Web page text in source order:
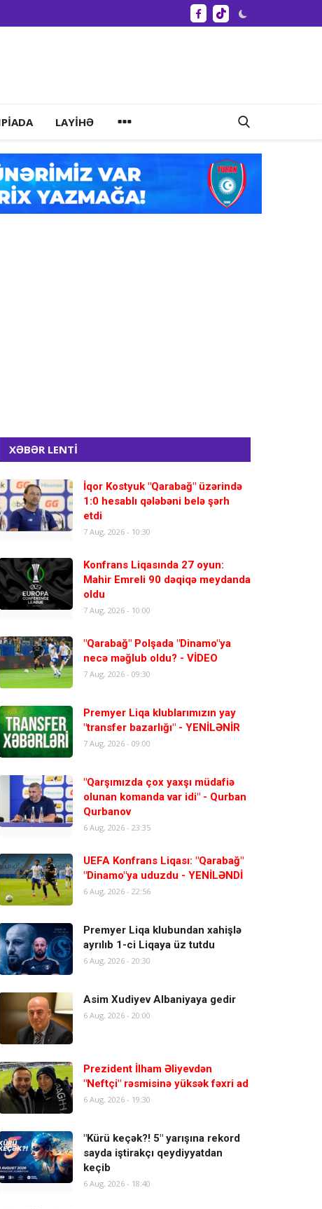
LAYIHƏ
XƏBƏR LENTİ
İqor Kostyuk "Qarabağ" üzərində
1:0 hesablı qələbəni belə şərh
etdi
7 Aug, 2026 - 10:30
Konfrans Liqasında 27 oyun:
Mahir Emreli 90 dəqiqə meydanda
oldu
7 Aug, 2026 - 10:00
"Qarabağ" Polşada "Dinamo"ya
necə məğlub oldu? - VİDEO
7 Aug, 2026 - 09:30
Premyer Liqa klublarımızın yay
"transfer bazarlığı" - YENİLƏNİR
7 Aug, 2026 - 09:00
"Qarşımızda çox yaxşı müdafiə
olunan komanda var idi" - Qurban
Qurbanov
6 Aug, 2026 - 23:35
UEFA Konfrans Liqası: "Qarabağ"
"Dinamo"ya uduzdu - YENİLƏNDİ
6 Aug, 2026 - 22:56
Premyer Liqa klubundan xahişlə
ayrılıb 1-ci Liqaya üz tutdu
6 Aug, 2026 - 20:30
Asim Xudiyev Albaniyaya gedir
6 Aug, 2026 - 20:00
Prezident İlham Əliyevdən
"Neftçi" rəsmisinə yüksək fəxri ad
6 Aug, 2026 - 19:30
"Kürü keçək?! 5" yarışına rekord
sayda iştirakçı qeydiyyatdan
keçib
6 Aug, 2026 - 18:40